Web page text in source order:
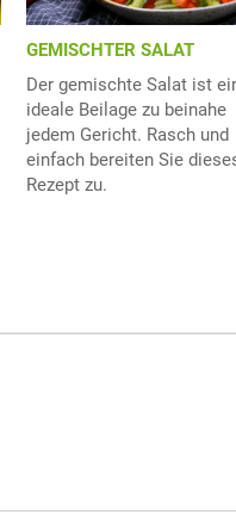
GEMISCHTER SALAT
Der gemischte Salat ist
ideale Beilage zu beinahe
jedem Gericht. Rasch und
einfach bereiten Sie
Rezept zu.